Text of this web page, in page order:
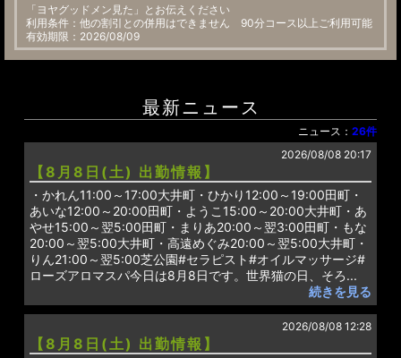
「ヨヤグッドメン見た」とお伝えください
利用条件：他の割引との併用はできません 90分コース以上ご利用可能
有効期限：2026/08/09
最新ニュース
ニュース：26件
2026/08/08 20:17
【8月8日(土) 出勤情報】
・かれん11:00～17:00大井町・ひかり12:00～19:00田町・
あいな12:00～20:00田町・ようこ15:00～20:00大井町・あ
やせ15:00～翌5:00田町・まりあ20:00～翌3:00田町・もな
20:00～翌5:00大井町・高遠めぐみ20:00～翌5:00大井町・
りん21:00～翌5:00芝公園#セラピスト#オイルマッサージ#
ローズアロマスパ今日は8月8日です。世界猫の日、そろ...
続きを見る
2026/08/08 12:28
【8月8日(土) 出勤情報】